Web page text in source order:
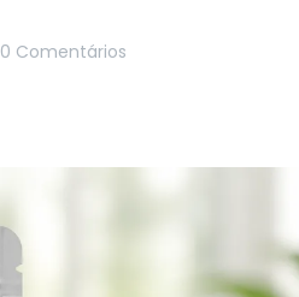
0 Comentários